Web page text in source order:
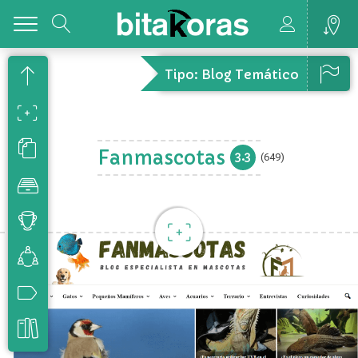
Tipo: Blog Temático
Fanmascotas 3.3 (649)